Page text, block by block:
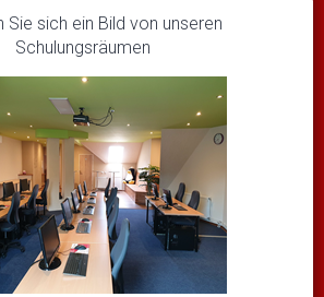
Sie sich ein Bild von unseren
Schulungsräumen